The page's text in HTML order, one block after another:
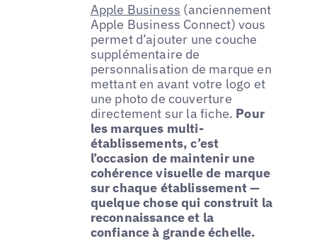
Apple Business (anciennement
Apple Business Connect) vous
permet d’ajouter une couche
supplémentaire de
personnalisation de marque en
mettant en avant votre logo et
une photo de couverture
directement sur la fiche. Pour
les marques multi-
établissements, c’est
l’occasion de maintenir une
cohérence visuelle de marque
sur chaque établissement —
quelque chose qui construit la
reconnaissance et la
confiance à grande échelle.